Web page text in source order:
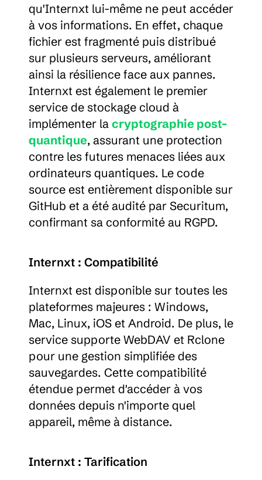
qu'Internxt lui-même ne peut accéder
à vos informations. En effet, chaque
fichier est fragmenté puis distribué
sur plusieurs serveurs, améliorant
ainsi la résilience face aux pannes.
Internxt est également le premier
service de stockage cloud à
implémenter la cryptographie post-
quantique, assurant une protection
contre les futures menaces liées aux
ordinateurs quantiques. Le code
source est entièrement disponible sur
GitHub et a été audité par Securitum,
confirmant sa conformité au RGPD.
Internxt : Compatibilité
Internxt est disponible sur toutes les
plateformes majeures : Windows,
Mac, Linux, iOS et Android. De plus, le
service supporte WebDAV et Rclone
pour une gestion simplifiée des
sauvegardes. Cette compatibilité
étendue permet d'accéder à vos
données depuis n'importe quel
appareil, même à distance.
Internxt : Tarification